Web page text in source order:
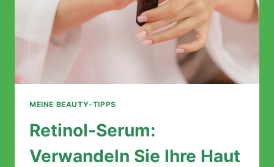
MEINE BEAUTY-TIPPS
Retinol-Serum:
Verwandeln Sie Ihre Haut